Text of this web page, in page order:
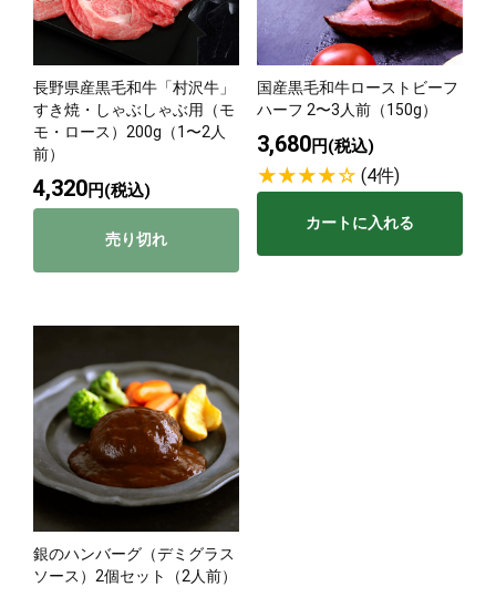
長野県産黒毛和牛「村沢牛」
すき焼・しゃぶしゃぶ用（モ
モ・ロース）200g（1〜2人
前）
4,320円(税込)
売り切れ
国産黒毛和牛ローストビーフ
ハーフ 2〜3人前（150g）
3,680円(税込)
(4件)
カートに入れる
銀のハンバーグ（デミグラス
ソース）2個セット（2人前）